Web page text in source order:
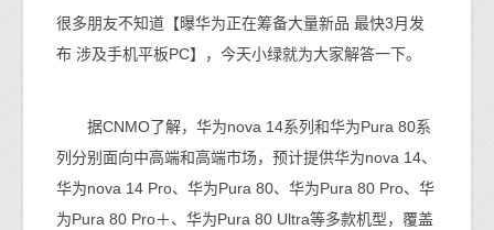
很多朋友不知道【曝华为正在筹备大量新品 最快3月发
布 涉及手机平板PC】，今天小绿就为大家解答一下。
据CNMO了解，华为nova 14系列和华为Pura 80系
列分别面向中高端和高端市场，预计提供华为nova 14、
华为nova 14 Pro、华为Pura 80、华为Pura 80 Pro、华
为Pura 80 Pro＋、华为Pura 80 Ultra等多款机型，覆盖